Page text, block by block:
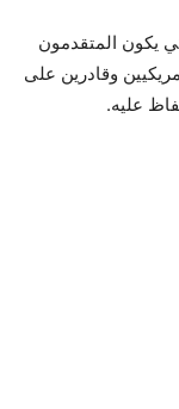
الطلبات هو 17 يوليو. لكي يكون المتقدمون
وقادرين على
عليه.